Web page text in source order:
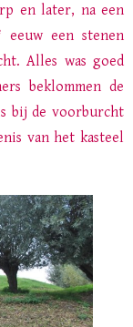
en later, na een
eeuw een stenen
Alles was goed
beklommen de
bij de voorburcht
van het kasteel